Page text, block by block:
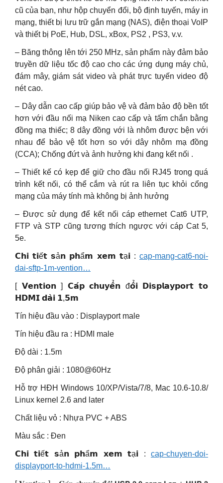
cũ của bạn, như hộp chuyển đổi, bộ định tuyến, máy in
mạng, thiết bị lưu trữ gắn mạng (NAS), điện thoại VoIP
và thiết bị PoE, Hub, DSL, xBox, PS2 , PS3, v.v.
– Băng thông lên tới 250 MHz, sản phẩm này đảm bảo
truyền dữ liệu tốc độ cao cho các ứng dụng máy chủ,
đám mây, giám sát video và phát trực tuyến video độ
nét cao.
– Dây dẫn cao cấp giúp bảo vệ và đảm bảo độ bền tốt
hơn với đầu nối mạ Niken cao cấp và tấm chắn bằng
đồng mạ thiếc; 8 dây đồng với là nhôm được bện với
nhau để bảo vệ tốt hơn so với dây nhôm mạ đồng
(CCA); Chống đứt và ảnh hưởng khi đang kết nối .
– Thiết kế có kẹp để giữ cho đầu nối RJ45 trong quá
trình kết nối, có thể cắm và rút ra liên tục khỏi cổng
mạng của máy tính mà không bị ảnh hưởng
– Được sử dụng để kết nối cáp ethernet Cat6 UTP,
FTP và STP cũng tương thích ngược với cáp Cat 5,
5e.
𝗖𝗵𝗶 𝘁𝗶ế𝘁 𝘀ả𝗻 𝗽𝗵ẩ𝗺 𝘅𝗲𝗺 𝘁ạ𝗶 : cap-mang-cat6-noi-
dai-sftp-1m-vention…
[ 𝗩𝗲𝗻𝘁𝗶𝗼𝗻 ] 𝗖𝗮́𝗽 𝗰𝗵𝘂𝘆𝗲̂̉𝗻 đ𝗼̂̉𝗶 𝗗𝗶𝘀𝗽𝗹𝗮𝘆𝗽𝗼𝗿𝘁 𝘁𝗼
𝗛𝗗𝗠𝗜 𝗱𝗮̀𝗶 𝟭,𝟱𝗺
Tín hiệu đầu vào : Displayport male
Tín hiệu đầu ra : HDMI male
Độ dài : 1.5m
Độ phân giải : 1080@60Hz
Hỗ trợ HĐH Windows 10/XP/Vista/7/8, Mac 10.6-10.8/
Linux kernel 2.6 and later
Chất liệu vỏ : Nhựa PVC + ABS
Màu sắc : Đen
𝗖𝗵𝗶 𝘁𝗶ế𝘁 𝘀ả𝗻 𝗽𝗵ẩ𝗺 𝘅𝗲𝗺 𝘁ạ𝗶 : cap-chuyen-doi-
displayport-to-hdmi-1.5m…